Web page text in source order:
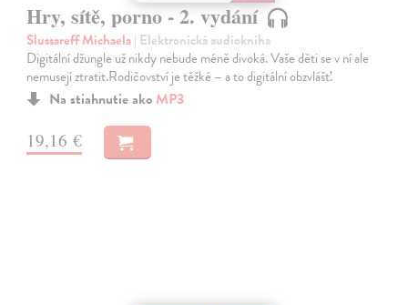
Hry, sítě, porno - 2. vydání
Slussareff Michaela| Elektronická audiokniha
Digitální džungle už nikdy nebude méně divoká. Vaše děti se v ní ale
nemusejí ztratit.Rodičovství je těžké – a to digitální obzvlášť.
Na stiahnutie ako MP3
19,16 €